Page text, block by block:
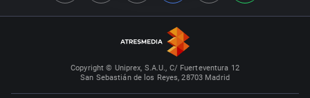
Copyright © Uniprex, S.A.U., C/ Fuerteventura 12
San Sebastián de los Reyes, 28703 Madrid